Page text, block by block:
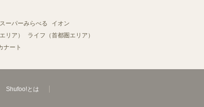
スーパーみらべる
イオン
リア）
ライフ（首都圏エリア）
ナート
Shufoo!とは